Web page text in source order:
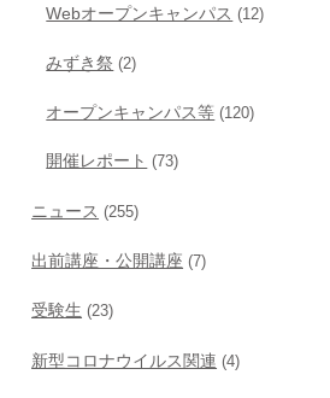
Webオープンキャンパス (12)
みずき祭 (2)
オープンキャンパス等 (120)
開催レポート (73)
ニュース (255)
出前講座・公開講座 (7)
受験生 (23)
新型コロナウイルス関連 (4)